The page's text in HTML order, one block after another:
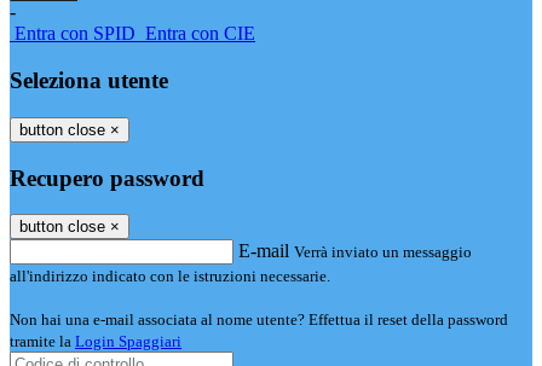
-
Entra con SPID Entra con CIE
Seleziona utente
button close ×
Recupero password
button close ×
E-mail Verrà inviato un messaggio
all'indirizzo indicato con le istruzioni necessarie.
Non hai una e-mail associata al nome utente? Effettua il reset della password
tramite la Login Spaggiari